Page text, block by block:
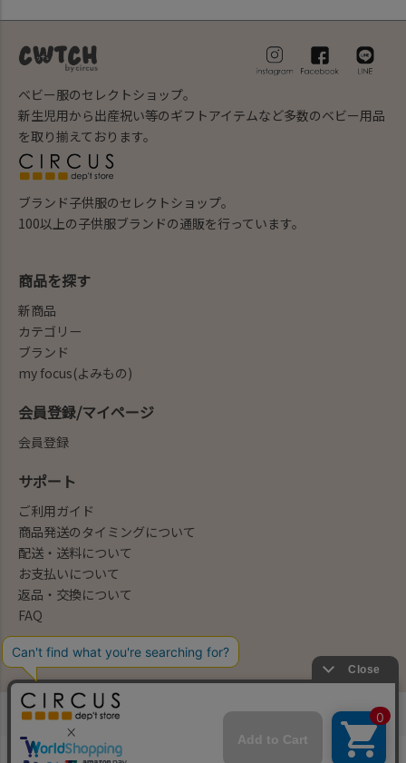
ベビー服のセレクトショップ。
新生児用から出産祝い等のギフトアイテムなど多数のベビー用品
を取り揃えております。
ブランド子供服のセレクトショップ。
100以上の子供服ブランドの通販を行っています。
会社概要/お問合せ先
商品を探す
新商品
カテゴリー
ブランド
my focus(よみもの)
会員登録/マイページ
会員登録
サポート
ご利用ガイド
商品発送のタイミングについて
配送・送料について
お支払いについて
返品・交換について
FAQ
法律に基づく表示 プライバシーポリシー
©2004-2026 子供服・キッズ服の通販Circus All Rights reserved.